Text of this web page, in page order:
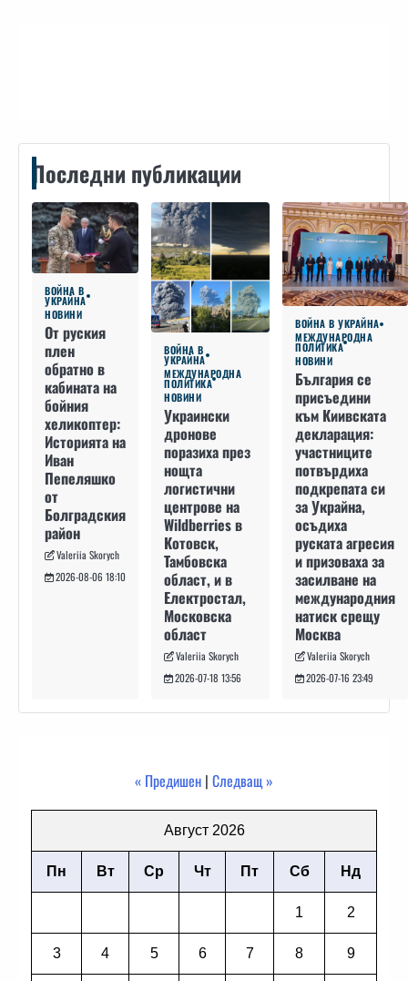
Последни публикации
ВОЙНА В
УКРАЙНА
НОВИНИ
От руския
плен
обратно в
кабината на
бойния
хеликоптер:
Историята на
Иван
Пепеляшко
от
Болградския
район
Valeriia Skorych
2026-08-06 18:10
ВОЙНА В
УКРАЙНА
МЕЖДУНАРОДНА
ПОЛИТИКА
НОВИНИ
Украински
дронове
поразиха през
нощта
логистични
центрове на
Wildberries в
Котовск,
Тамбовска
област, и в
Електростал,
Московска
област
Valeriia Skorych
2026-07-18 13:56
ВОЙНА В УКРАЙНА
МЕЖДУНАРОДНА
ПОЛИТИКА
НОВИНИ
България се
присъедини
към Киивската
декларация:
участниците
потвърдиха
подкрепата си
за Украйна,
осъдиха
руската агресия
и призоваха за
засилване на
международния
натиск срещу
Москва
Valeriia Skorych
2026-07-16 23:49
« Предишен | Следващ »
Август 2026
Пн Вт Ср Чт Пт Сб Нд
1 2
3 4 5 6 7 8 9